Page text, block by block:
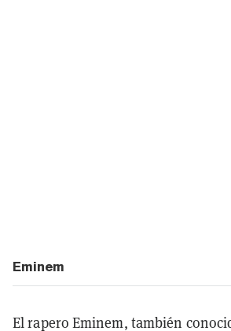
Eminem
El rapero Eminem, también